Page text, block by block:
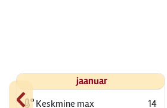
‹
jaanuar
Keskmine max
14